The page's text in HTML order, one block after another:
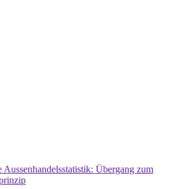
Aussenhandelsstatistik: Übergang zum